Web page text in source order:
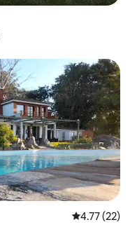
從 22 則評價
4.77 (22)